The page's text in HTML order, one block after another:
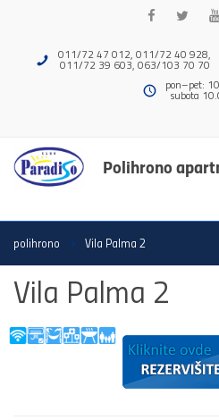
011/72 47 012, 011/72 40 928,
011/72 39 603, 063/103 70 70
pon–pet:
subota
Polihrono
polihrono Vila Palma 2
Vila Palma 2